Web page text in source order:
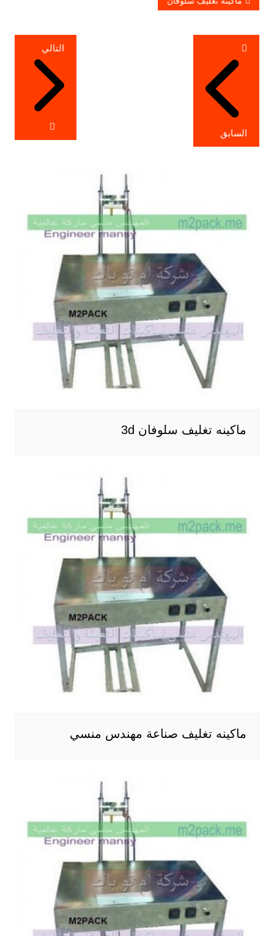
تصفّح
المقالات
السابق
التالي
ماكينه تغليف سلوفان 3d
ماكينه تغليف صناعة مهندس منسي